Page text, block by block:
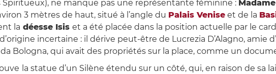
Spiritueux), ne manque pas une représentante féminine :
3 mètres de haut, situé à l’angle du Palais Veniseet de la
la déesse Isis et a été placée dans la position actuelle par le
incertaine : il dérive peut-être de Lucrezia D’Alagno, amie
Bologna, qui avait des propriétés sur la place, comme un
la statue d’un Silène étendu sur un côté, qui, en raison de sa